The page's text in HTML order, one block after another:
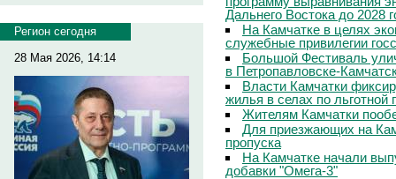
Регион сегодня
28 Мая 2026, 14:14
Дальнего Востока до 2028
На Камчатке в целях
служебные привилегии
Большой Фестиваль
в Петропавловске-
Власти Камчатки
жилья в селах по льготной
Жителям Камчатки
Для приезжающих на
пропуска
На Камчатке начали
добавки "Омега-3"